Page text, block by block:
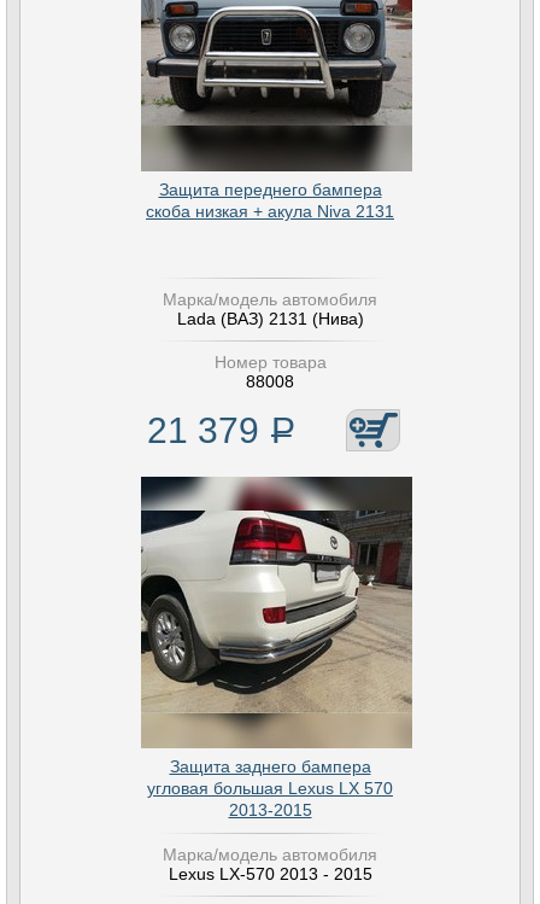
Защита переднего бампера
скоба низкая + акула Niva 2131
Марка/модель автомобиля
Lada (ВАЗ) 2131 (Нива)
Номер товара
88008
21 379 Р
Защита заднего бампера
угловая большая Lexus LX 570
2013-2015
Марка/модель автомобиля
Lexus LX-570 2013 - 2015